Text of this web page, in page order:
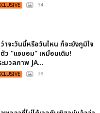
: 34
าจะวันนี้หรือวันไหน ก็จะยังภูมิใจ
ว "แจบอม" เหมือนเดิม!
มวลภาพ JA...
: 28